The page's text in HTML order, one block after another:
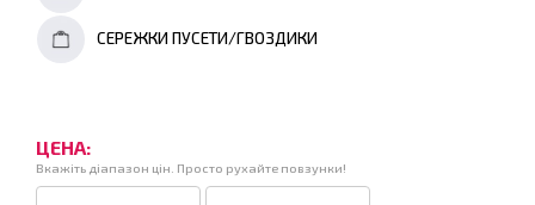
СЕРЕЖКИ ПУСЕТИ/ГВОЗДИКИ
ЦЕНА:
Вкажіть діапазон цін. Просто рухайте повзунки!